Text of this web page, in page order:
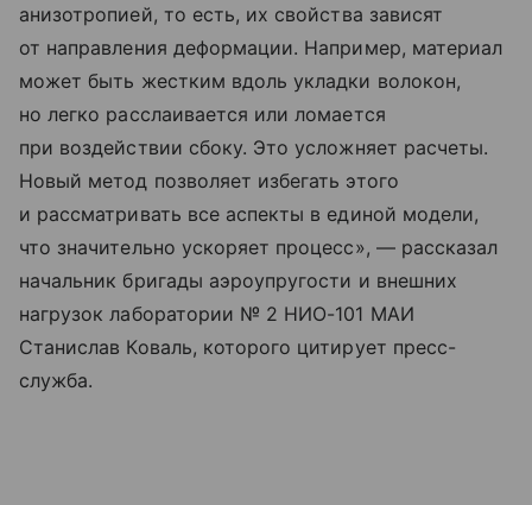
анизотропией, то есть, их свойства зависят
от направления деформации. Например, материал
может быть жестким вдоль укладки волокон,
но легко расслаивается или ломается
при воздействии сбоку. Это усложняет расчеты.
Новый метод позволяет избегать этого
и рассматривать все аспекты в единой модели,
что значительно ускоряет процесс», — рассказал
начальник бригады аэроупругости и внешних
нагрузок лаборатории № 2 НИО-101 МАИ
Станислав Коваль, которого цитирует пресс-
служба.